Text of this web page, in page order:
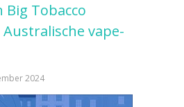
Big Tobacco
vape-
2024